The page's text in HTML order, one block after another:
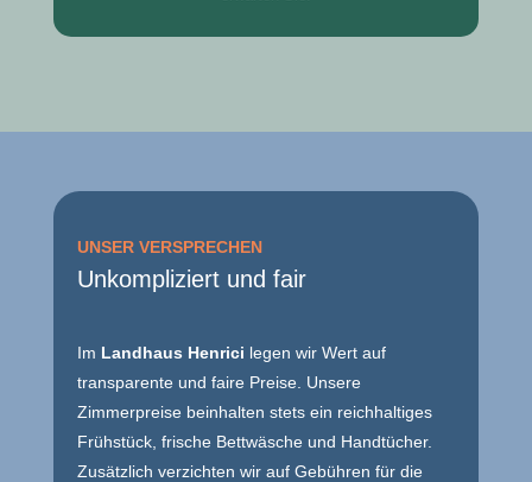
UNSER VERSPRECHEN
Unkompliziert und fair
Im Landhaus Henrici legen wir Wert auf
transparente und faire Preise. Unsere
Zimmerpreise beinhalten stets ein reichhaltiges
Frühstück, frische Bettwäsche und Handtücher.
Zusätzlich verzichten wir auf Gebühren für die